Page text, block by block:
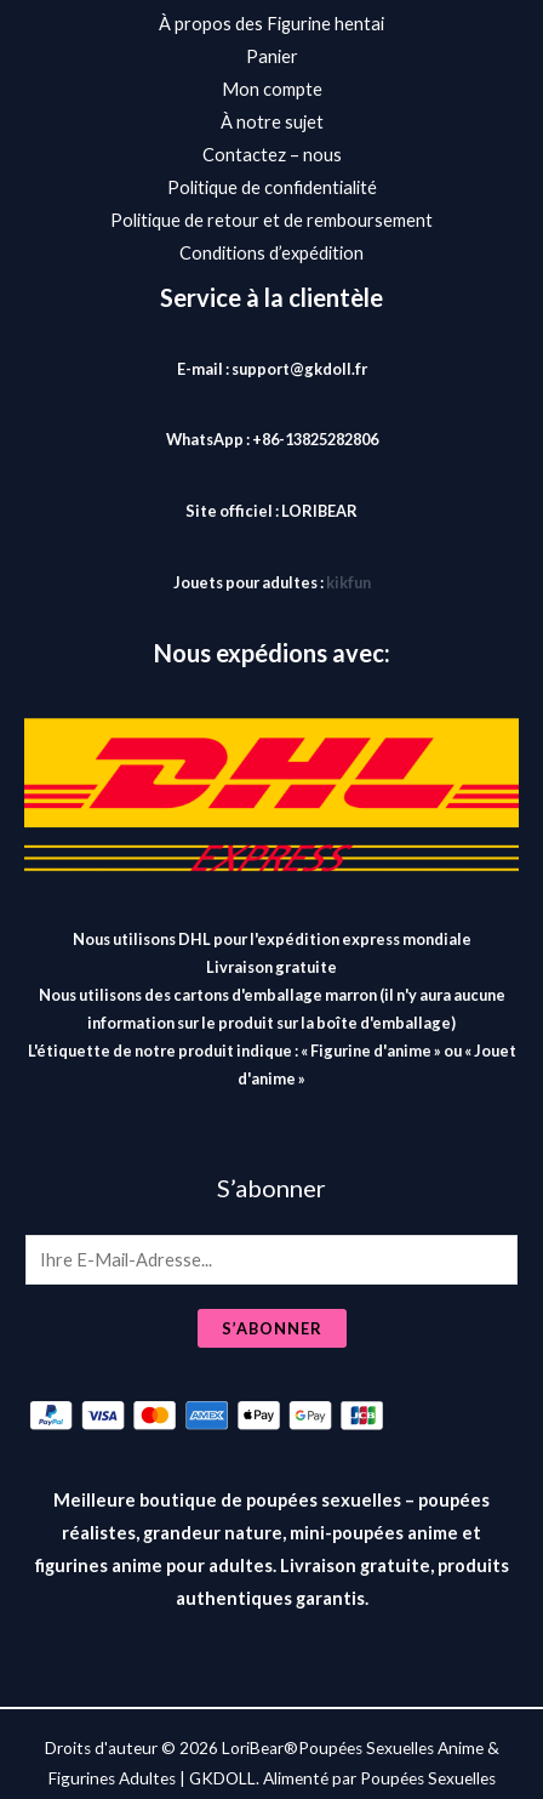
À propos des Figurine hentai
Panier
Mon compte
À notre sujet
Contactez – nous
Politique de confidentialité
Politique de retour et de remboursement
Conditions d’expédition
Service à la clientèle
E-mail : support@gkdoll.fr
WhatsApp : +86-13825282806
Site officiel :LORIBEAR
Jouets pour adultes : kikfun
Nous expédions avec:
Nous utilisons DHL pour l'expédition express mondiale
Livraison gratuite
Nous utilisons des cartons d'emballage marron (il n'y aura aucune
information sur le produit sur la boîte d'emballage)
L'étiquette de notre produit indique : « Figurine d'anime » ou « Jouet
d'anime »
S’abonner
m
S’ABONNER
Meilleure boutique de poupées sexuelles – poupées
réalistes, grandeur nature, mini-poupées anime et
figurines anime pour adultes. Livraison gratuite, produits
authentiques garantis.
Droits d'auteur © 2026 LoriBear®Poupées Sexuelles Anime &
Figurines Adultes | GKDOLL. Alimenté par Poupées Sexuelles